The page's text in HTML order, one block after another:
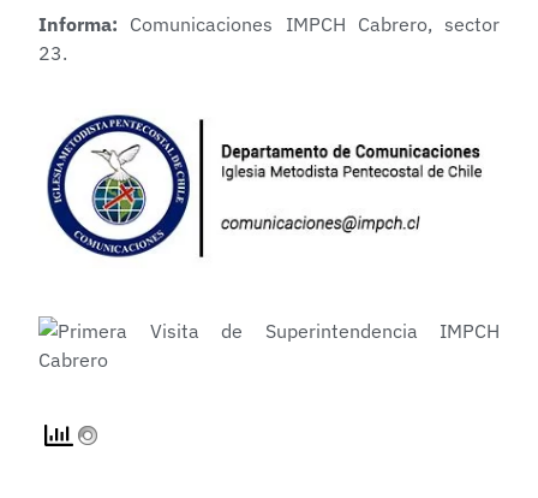
Informa: Comunicaciones IMPCH Cabrero, sector
23.